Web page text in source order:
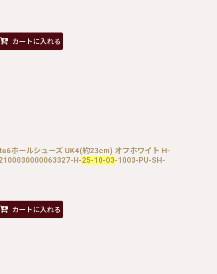
カートに入れる
ホールシューズ UK4(約23cm) オフホワイト H-
H-25-10-03-1003-PU-SH-
カートに入れる